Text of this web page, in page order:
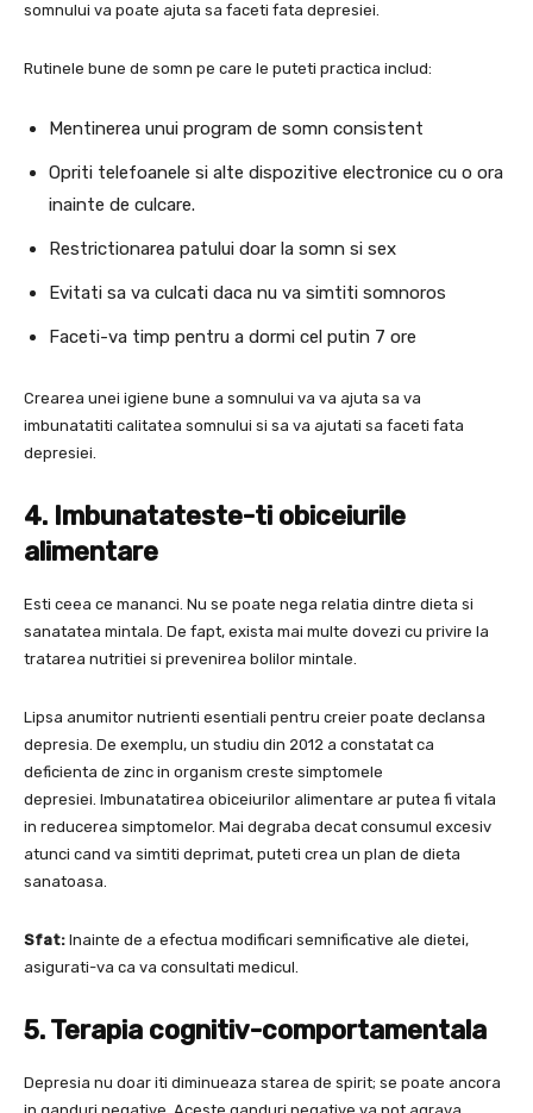
somnului va poate ajuta sa faceti fata depresiei.
Rutinele bune de somn pe care le puteti practica includ:
Mentinerea unui program de somn consistent
Opriti telefoanele si alte dispozitive electronice cu o ora
inainte de culcare.
Restrictionarea patului doar la somn si sex
Evitati sa va culcati daca nu va simtiti somnoros
Faceti-va timp pentru a dormi cel putin 7 ore
Crearea unei igiene bune a somnului va va ajuta sa va
imbunatatiti calitatea somnului si sa va ajutati sa faceti fata
depresiei.
4. Imbunatateste-ti obiceiurile
alimentare
Esti ceea ce mananci. Nu se poate nega relatia dintre dieta si
sanatatea mintala. De fapt, exista mai multe dovezi cu privire la
tratarea nutritiei si prevenirea bolilor mintale.
Lipsa anumitor nutrienti esentiali pentru creier poate declansa
depresia. De exemplu, un studiu din 2012 a constatat ca
deficienta de zinc in organism creste simptomele
depresiei. Imbunatatirea obiceiurilor alimentare ar putea fi vitala
in reducerea simptomelor. Mai degraba decat consumul excesiv
atunci cand va simtiti deprimat, puteti crea un plan de dieta
sanatoasa.
Sfat: Inainte de a efectua modificari semnificative ale dietei,
asigurati-va ca va consultati medicul.
5. Terapia cognitiv-comportamentala
Depresia nu doar iti diminueaza starea de spirit; se poate ancora